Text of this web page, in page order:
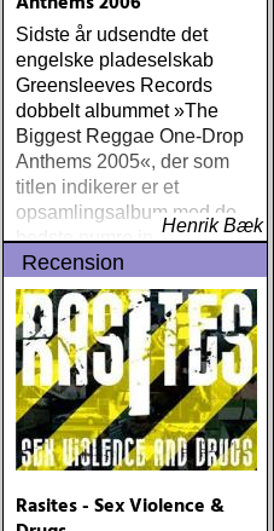
Sidste år udsendte det
engelske pladeselskab
Greensleeves Records
dobbelt albummet »The
Biggest Reggae One-Drop
Anthems 2005«, der som
titlen indikerer er et
opsamlingsalbum med de
bedste numre indenfor den
populære reggaestil kaldet
one-drop
Henrik Bæk
Recension
Rasites - Sex Violence &